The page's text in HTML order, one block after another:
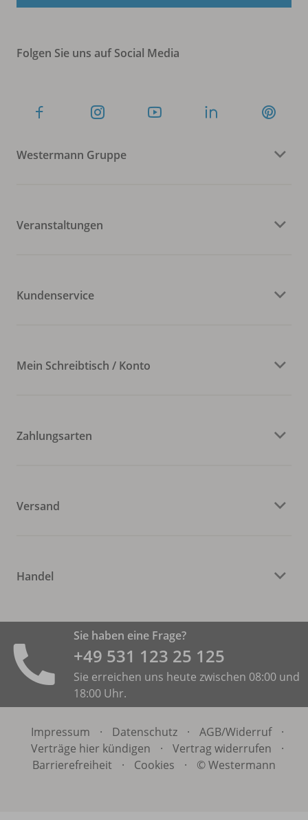
Folgen Sie uns auf Social Media
Westermann Gruppe
Veranstaltungen
Kundenservice
Mein Schreibtisch / Konto
Zahlungsarten
Versand
Handel
Sie haben eine Frage?
+49 531 ­123 25 125
Sie erreichen uns heute zwischen 08:00 und
18:00 Uhr.
Impressum · Datenschutz · AGB/Widerruf
·
Verträge hier kündigen
· Vertrag widerrufen
·
Barrierefreiheit
· Cookies · © Westermann